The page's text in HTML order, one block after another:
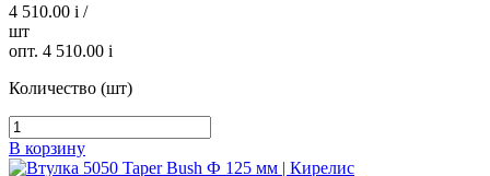
4 510.00 i /
шт
опт. 4 510.00 i
Количество (шт)
В корзину